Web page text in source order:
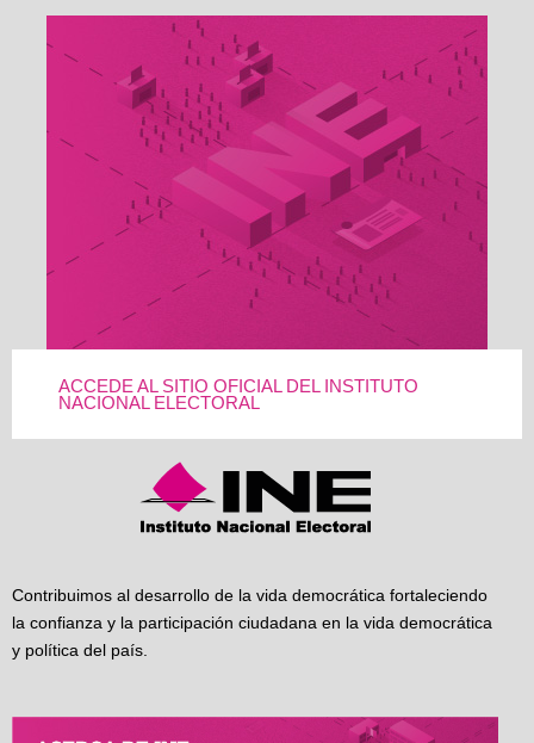
ACCEDE AL SITIO OFICIAL DEL INSTITUTO
NACIONAL ELECTORAL
Contribuimos al desarrollo de la vida democrática fortaleciendo
la confianza y la participación ciudadana en la vida democrática
y política del país.